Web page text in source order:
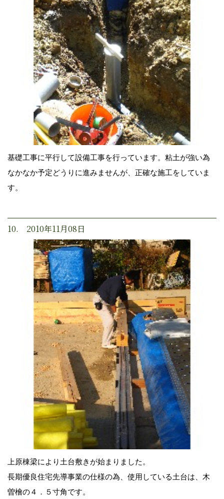
基礎工事に平行して設備工事を行っています。粘土が強い為
なかなか予定どうりに進みませんが、正確な施工をしていま
す。
10. 2010年11月08日
上原棟梁により土台敷きが始まりました。
長期優良住宅先導事業の仕様の為、使用している土台は、木
曽檜の４．５寸角です。